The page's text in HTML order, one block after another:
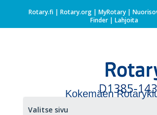
Rotary.fi | Rotary.org| MyRotary |
Finder| Lahjoita
Kokemäen
Valitse sivu